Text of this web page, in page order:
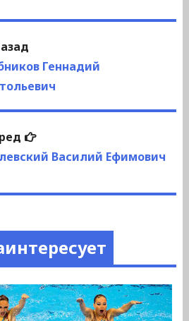
Предыдущая
запись:
Геннадий
Следующая
запись:
Василий Ефимович